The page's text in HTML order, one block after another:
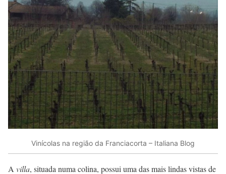
Vinícolas na região da Franciacorta – Italiana Blog
A villa, situada numa colina, possui uma das mais lindas vistas de